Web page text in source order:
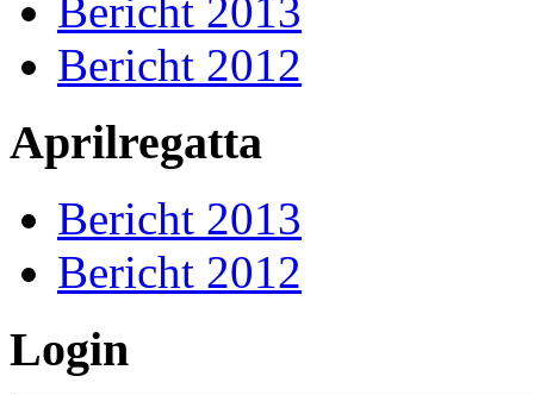
Bericht 2013
Bericht 2012
Aprilregatta
Bericht 2013
Bericht 2012
Login